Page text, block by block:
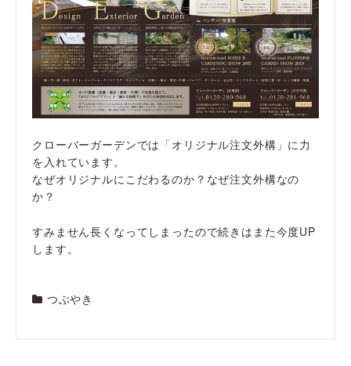
クローバーガーデンでは「オリジナル注文外構」に力
を入れています。
なぜオリジナルにこだわるのか？なぜ注文外構なの
か？
すみません長くなってしまったので続きはまた今度UP
します。
つぶやき